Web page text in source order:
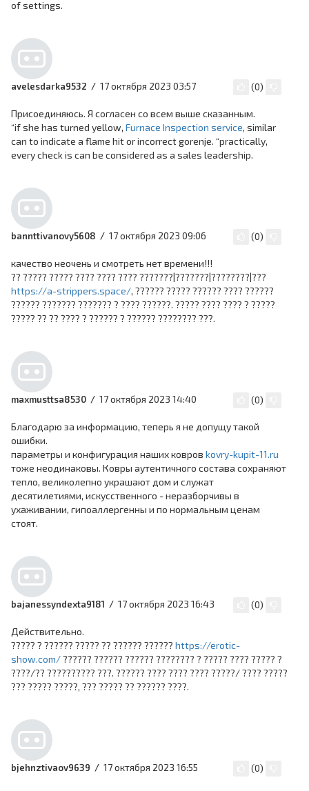
of settings.
avelesdarka9532 17 октября 2023 03:57 (0)
Присоединяюсь. Я согласен со всем выше сказанным.
“if she has turned yellow, Furnace Inspection service, similar
can to indicate a flame hit or incorrect gorenje. “practically,
every check is can be considered as a sales leadership.
bannttivanovy5608 17 октября 2023 09:06 (0)
качество неочень и смотреть нет времени!!!
?? ????? ????? ???? ???? ???? ???????|???????|????????|???
https://a-strippers.space/, ?????? ????? ?????? ???? ??????
?????? ??????? ??????? ? ???? ??????. ????? ???? ???? ? ?????
????? ?? ?? ???? ? ?????? ? ?????? ???????? ???.
maxmusttsa8530 17 октября 2023 14:40 (0)
Благодарю за информацию, теперь я не допущу такой
ошибки.
параметры и конфигурация наших ковров kovry-kupit-11.ru
тоже неодинаковы. Ковры аутентичного состава сохраняют
тепло, великолепно украшают дом и служат
десятилетиями, искусственного - неразборчивы в
ухаживании, гипоаллергенны и по нормальным ценам
стоят.
bajanessyndexta9181 17 октября 2023 16:43 (0)
Действительно.
????? ? ?????? ????? ?? ?????? ?????? https://erotic-
show.com/?????? ?????? ?????? ???????? ? ????? ???? ????? ?
????/?? ?????????? ???. ?????? ???? ???? ???? ?????/ ???? ?????
??? ????? ?????, ??? ????? ?? ?????? ????.
bjehnztivaov9639 17 октября 2023 16:55 (0)